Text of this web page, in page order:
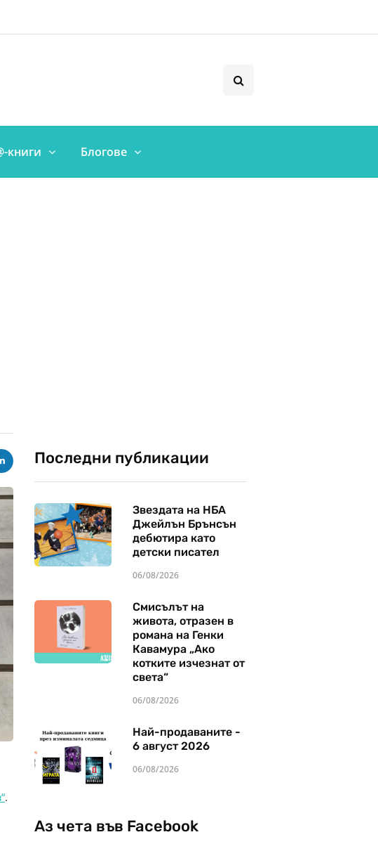
книги Блогове
“.
Последни публикации
Звездата на НБА
Джейлън Брънсън
дебютира като
детски писател
06/08/2026
Смисълът на
живота, отразен в
романа на Генки
Кавамура „Ако
котките изчезнат от
света“
06/08/2026
Най-продаваните -
6 август 2026
06/08/2026
Аз чета във Facebook